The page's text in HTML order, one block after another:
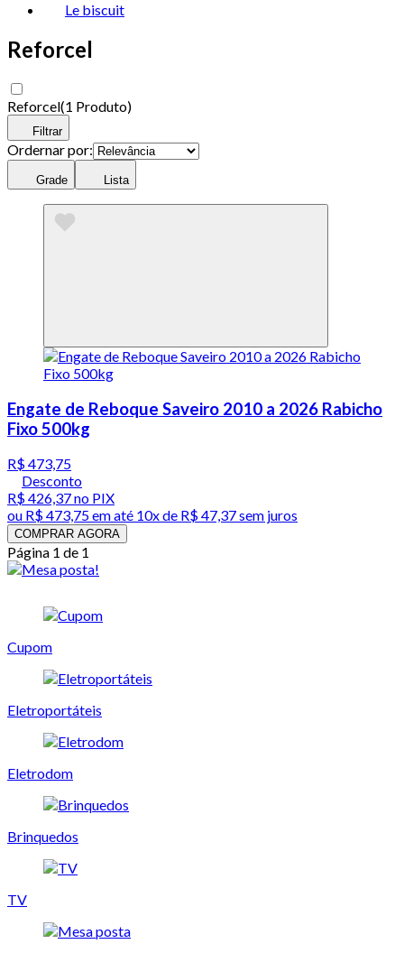
Le biscuit
Reforcel
Reforcel(1 Produto)
Filtrar
Ordernar por:
Grade Lista
Engate de Reboque Saveiro 2010 a 2026 Rabicho
Fixo 500kg
R$ 473,75
Desconto
R$ 426,37no PIX
ou R$ 473,75em até 10x de R$ 47,37 sem juros
COMPRAR AGORA
Página 1 de 1
Cupom
Eletroportáteis
Eletrodom
Brinquedos
TV